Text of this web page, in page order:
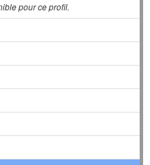
pour ce profil.